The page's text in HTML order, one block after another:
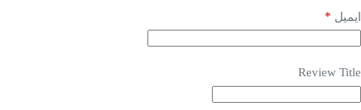
ایمیل *
Review Title